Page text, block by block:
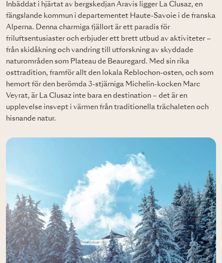
Inbäddat i hjärtat av bergskedjan Aravis ligger La Clusaz, en
fängslande kommun i departementet Haute-Savoie i de franska
Alperna. Denna charmiga fjällort är ett paradis för
friluftsentusiaster och erbjuder ett brett utbud av aktiviteter –
från skidåkning och vandring till utforskning av skyddade
naturområden som Plateau de Beauregard. Med sin rika
osttradition, framför allt den lokala Reblochon-osten, och som
hemort för den berömda 3-stjärniga Michelin-kocken Marc
Veyrat, är La Clusaz inte bara en destination – det är en
upplevelse insvept i värmen från traditionella trächaleten och
hisnande natur.